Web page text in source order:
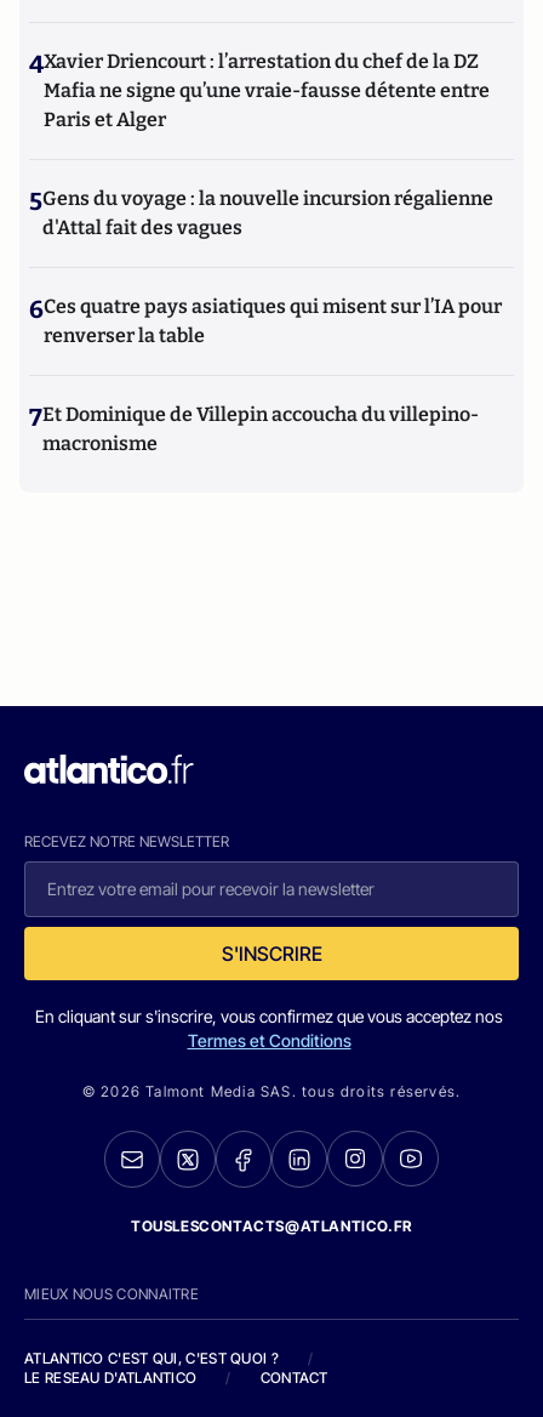
4Xavier Driencourt : l’arrestation du chef de la DZ
Mafia ne signe qu’une vraie-fausse détente entre
Paris et Alger
5Gens du voyage : la nouvelle incursion régalienne
d'Attal fait des vagues
6Ces quatre pays asiatiques qui misent sur l’IA pour
renverser la table
7Et Dominique de Villepin accoucha du villepino-
macronisme
RECEVEZ NOTRE NEWSLETTER
S'INSCRIRE
En cliquant sur s'inscrire, vous confirmez que vous acceptez nos
Termes et Conditions
© 2026 Talmont Media SAS. tous droits réservés.
TOUSLESCONTACTS@ATLANTICO.FR
MIEUX NOUS CONNAITRE
ATLANTICO C'EST QUI, C'EST QUOI ?
/
LE RESEAU D'ATLANTICO
/ CONTACT